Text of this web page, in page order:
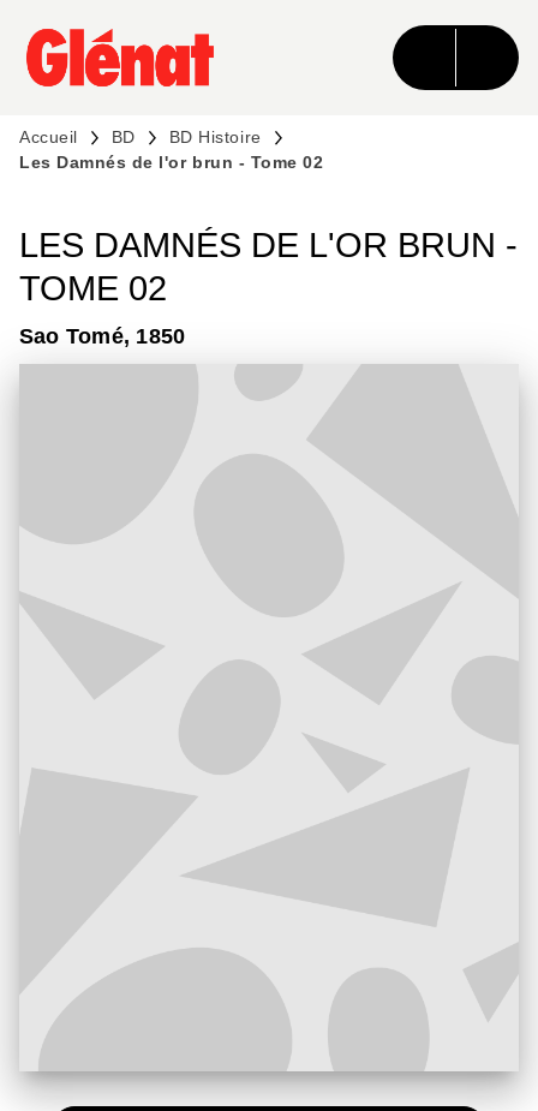
MENU RECHERCHE CONTENU
PIED DE PAGE
Accueil BD
BD Histoire
Les Damnés de l'or brun - Tome 02
LES DAMNÉS DE L'OR BRUN -
TOME 02
Sao Tomé, 1850